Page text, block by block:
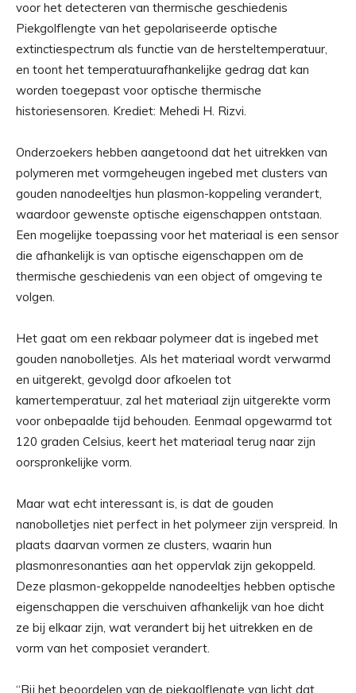
Piekgolflengte van het gepolariseerde optische
extinctiespectrum als functie van de hersteltemperatuur,
en toont het temperatuurafhankelijke gedrag dat kan
worden toegepast voor optische thermische
historiesensoren. Krediet: Mehedi H. Rizvi.
Onderzoekers hebben aangetoond dat het uitrekken van
polymeren met vormgeheugen ingebed met clusters van
gouden nanodeeltjes hun plasmon-koppeling verandert,
waardoor gewenste optische eigenschappen ontstaan.
Een mogelijke toepassing voor het materiaal is een sensor
die afhankelijk is van optische eigenschappen om de
thermische geschiedenis van een object of omgeving te
volgen.
Het gaat om een ​​rekbaar polymeer dat is ingebed met
gouden nanobolletjes. Als het materiaal wordt verwarmd
en uitgerekt, gevolgd door afkoelen tot
kamertemperatuur, zal het materiaal zijn uitgerekte vorm
voor onbepaalde tijd behouden. Eenmaal opgewarmd tot
120 graden Celsius, keert het materiaal terug naar zijn
oorspronkelijke vorm.
Maar wat echt interessant is, is dat de gouden
nanobolletjes niet perfect in het polymeer zijn verspreid. In
plaats daarvan vormen ze clusters, waarin hun
plasmonresonanties aan het oppervlak zijn gekoppeld.
Deze plasmon-gekoppelde nanodeeltjes hebben optische
eigenschappen die verschuiven afhankelijk van hoe dicht
ze bij elkaar zijn, wat verandert bij het uitrekken en de
vorm van het composiet verandert.
“Bij het beoordelen van de piekgolflengte van licht dat